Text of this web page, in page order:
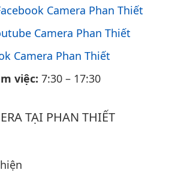
Camera Phan Thiết
Camera Phan Thiết
Camera Phan Thiết
việc: 7:30 – 17:30
TẠI PHAN THIẾT